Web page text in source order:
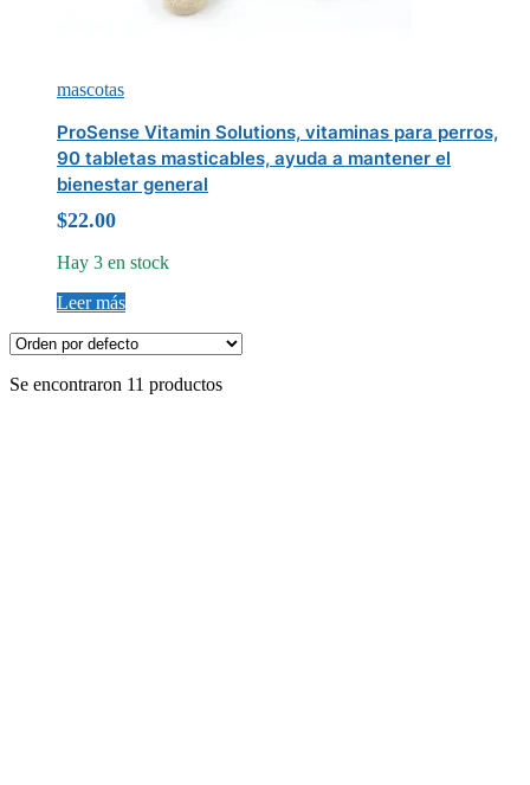
mascotas
ProSense Vitamin Solutions, vitaminas para perros,
90 tabletas masticables, ayuda a mantener el
bienestar general
$22.00
Hay 3 en stock
Leer más
Se encontraron 11 productos